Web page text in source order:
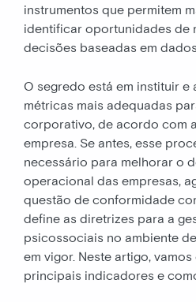
instrumentos que permitem
identificar oportunidades de
decisões baseadas em
O segredo está em instituir e
métricas mais adequadas
corporativo, de acordo com
empresa. Se antes, esse
necessário para melhorar o
operacional das empresas,
questão de conformidade
define as diretrizes para a
psicossociais no ambiente
em vigor. Neste artigo,
principais indicadores e